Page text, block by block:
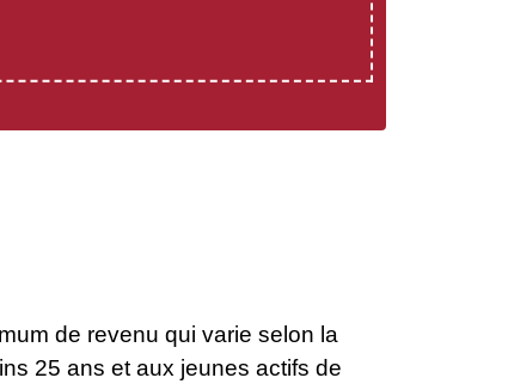
de revenu qui varie selon la
25 ans et aux jeunes actifs de